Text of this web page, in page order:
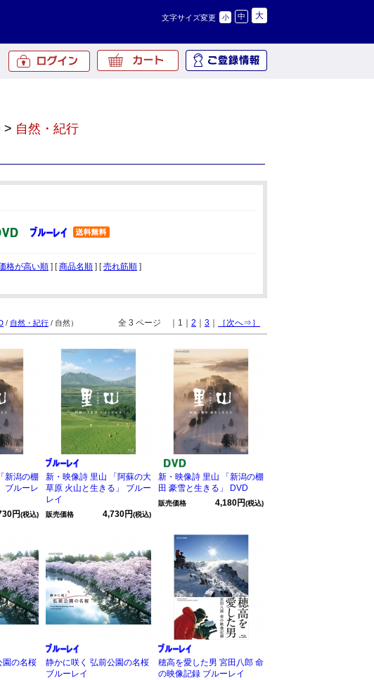
文字サイズ変更 小 中 大
> 自然・紀行
格が高い順 ] [商品名順 ] [売れ筋順 ]
全 3 ページ ｜1｜ 2 3 ［次へ⇒］
/ 自然・紀行 / 自然）
新潟の棚
ブルーレ
円(税込)
新・映像詩 里山 「阿蘇の大
草原 火山と生きる」 ブルー
レイ
販売価格 4,730円(税込)
新・映像詩 里山 「新潟の棚
田 豪雪と生きる」 DVD
販売価格 4,180円(税込)
園の名桜
静かに咲く 弘前公園の名桜
ブルーレイ
穂高を愛した男 宮田八郎 命
の映像記録 ブルーレイ